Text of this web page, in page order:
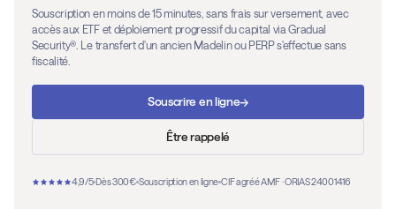
Souscription en moins de 15 minutes, sans frais sur versement, avec
accès aux ETF et déploiement progressif du capital via Gradual
Security®. Le transfert d'un ancien Madelin ou PERP s'effectue sans
fiscalité.
Souscrire en ligne→
Être rappelé
4,9/5 Dès 300€ Souscription en ligne CIF agréé AMF · ORIAS 24001416